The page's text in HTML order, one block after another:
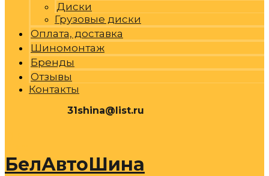
Диски
Грузовые диски
Оплата, доставка
Шиномонтаж
Бренды
Отзывы
Контакты
31shina@list.ru
БелАвтоШина